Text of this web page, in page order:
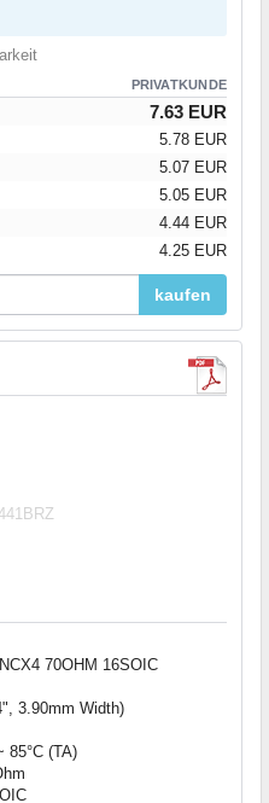
PRIVATKUNDE
7.63 EUR
5.78 EUR
5.07 EUR
5.05 EUR
4.44 EUR
4.25 EUR
kaufen
70OHM 16SOIC
3.90mm Width)
85°C (TA)